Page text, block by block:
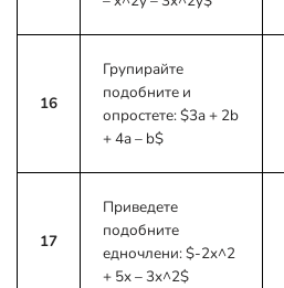
16
Групирайте
подобните и
опростете:$3a + 2b
+ 4a – b$
17
Приведете
подобните
едночлени:$-2x^2
+ 5x – 3x^2$